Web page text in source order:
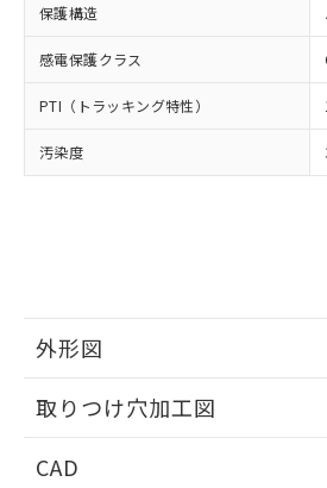
保護構造
感電保護クラス
PTI（トラッキング特性）
汚染度
外形図
取りつけ穴加工図
CAD
販売ネットワー
在庫状況および標準価
事前の承諾なく第三者
示しないようお願いしま
マイパーツ機能（部品
ビス）をご利用いただ
品・サービスに関する
の共同利用に関して"
用者の範囲」に記載さ
図的な使用がないことを確認してい
部品在庫の切り替え状況な
月が前後することがあります
EU RoHS指令（10物質）の
51物質の非含有証明書（当社
※本証明書は発行日時点で非
「ｅ」：有害物質（10物質
準値以下であることを示しま
「10」：通常の使用状況下
質が外部に漏えいし、環境
及ぼさない年数を意味します
武器並びにこれらの製
当社は、貴社製品を第
場合は、上記1、2およ
該第三者に通知します。
販売先および販売に係
法に輸出するおそれが
り引きをいたしません
いては、お客様の
たはお客様担当の
機器販売店・当社
受注生産機種、ま
情報を公開してい